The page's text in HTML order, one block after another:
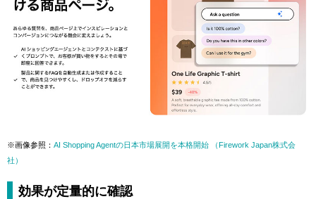
※画像参照： AI Shopping Agentの日本市場展開を本格開始 （Firework Japan株式会
社）
効果が定量的に確認